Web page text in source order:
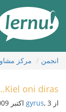
محتوا
انجمن مركز
Kiel oni diras...
از gyrus, 3 اکتبر 2009